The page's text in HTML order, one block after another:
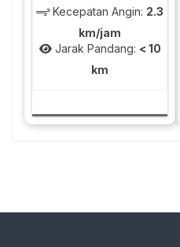
Kecepatan Angin: 2.3
km/jam
Jarak Pandang: < 10
km